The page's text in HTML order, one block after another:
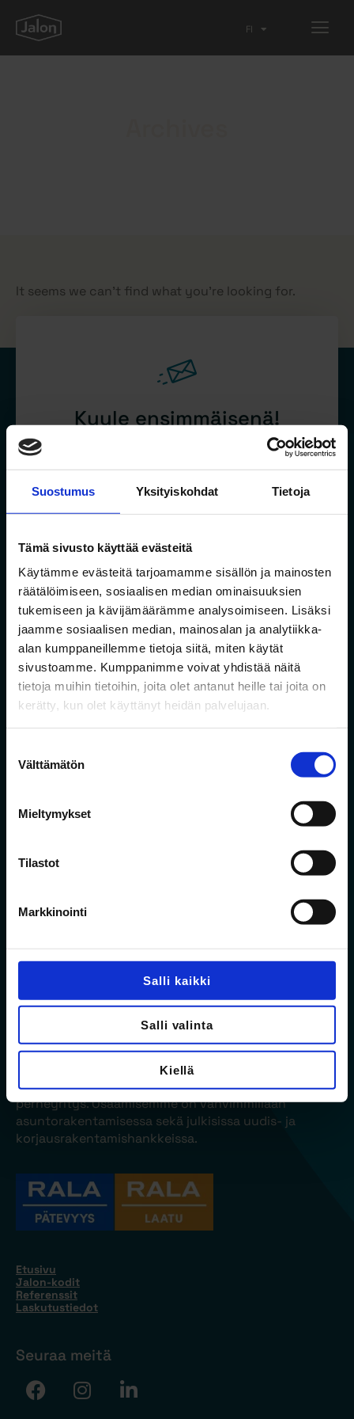
Suostumus Yksityiskohdat Tietoja
Tämä sivusto käyttää evästeitä
Käytämme evästeitä tarjoamamme sisällön ja mainosten
räätälöimiseen, sosiaalisen median ominaisuuksien
tukemiseen ja kävijämäärämme analysoimiseen. Lisäksi
jaamme sosiaalisen median, mainosalan ja analytiikka-
alan kumppaneillemme tietoja siitä, miten käytät
sivustoamme. Kumppanimme voivat yhdistää näitä
tietoja muihin tietoihin, joita olet antanut heille tai joita on
kerätty, kun olet käyttänyt heidän palvelujaan.
valinta
Välttämätön
Mieltymykset
Tilastot
Markkinointi
Salli kaikki
Salli valinta
Kiellä
FI
EN
It seems we can't find what you're looking for.
Kuule ensimmäisenä!
uusista asunnoista sekä pääset varaamaan
asuntoja ennen muita.
Sähköposti
Suostumus
Hyväksyntietosuojaselosteenmukaisen
tietojeni käytön.*
Jalon on kiinteistökehittämiseen ja
talonrakennuskohteiden urakointiin keskittynyt
perheyritys. Osaamisemme on vahvimmillaan
asuntorakentamisessa sekä julkisissa uudis- ja
korjausrakentamishankkeissa.
Etusivu
Jalon-kodit
Referenssit
Laskutustiedot
Seuraa meitä